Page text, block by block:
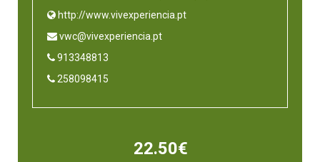
http://www.vivexperiencia.pt
vwc@vivexperiencia.pt
913348813
258098415
22.50€